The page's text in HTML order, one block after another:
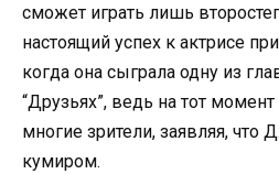
сможет играть лишь
настоящий успех к актрисе
когда она сыграла одну из
“Друзьях”, ведь на тот
многие зрители, заявляя, что
кумиром.